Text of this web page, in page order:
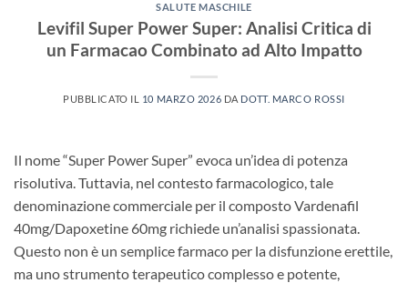
SALUTE MASCHILE
Levifil Super Power Super: Analisi Critica di
un Farmacao Combinato ad Alto Impatto
PUBBLICATO IL 10 MARZO 2026 DA DOTT. MARCO ROSSI
Il nome “Super Power Super” evoca un’idea di potenza
risolutiva. Tuttavia, nel contesto farmacologico, tale
denominazione commerciale per il composto Vardenafil
40mg/Dapoxetine 60mg richiede un’analisi spassionata.
Questo non è un semplice farmaco per la disfunzione erettile,
ma uno strumento terapeutico complesso e potente,